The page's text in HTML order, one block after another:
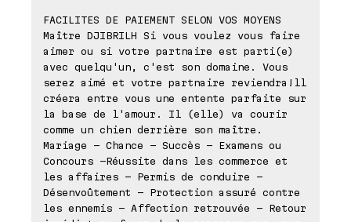
FACILITES DE PAIEMENT SELON VOS MOYENS
Maître DJIBRILH Si vous voulez vous faire
aimer ou si votre partnaire est parti(e)
avec quelqu'un, c'est son domaine. Vous
serez aimé et votre partnaire reviendra!ll
créera entre vous une entente parfaite sur
la base de l'amour. Il (elle) va courir
comme un chien derrière son maître.
Mariage - Chance - Succès - Examens ou
Concours -Réussite dans les commerce et
les affaires - Permis de conduire -
Désenvoûtement - Protection assuré contre
les ennemis - Affection retrouvée - Retour